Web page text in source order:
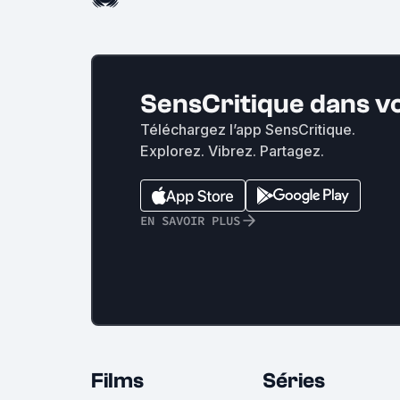
SensCritique dans
Téléchargez l’app SensCritique.
Explorez. Vibrez. Partagez.
EN SAVOIR PLUS
Films Séries